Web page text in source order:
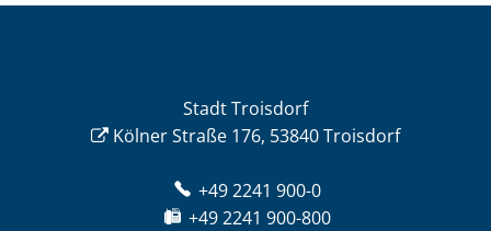
Stadt Troisdorf
Kölner Straße 176, 53840 Troisdorf
+49 2241 900-0
+49 2241 900-800